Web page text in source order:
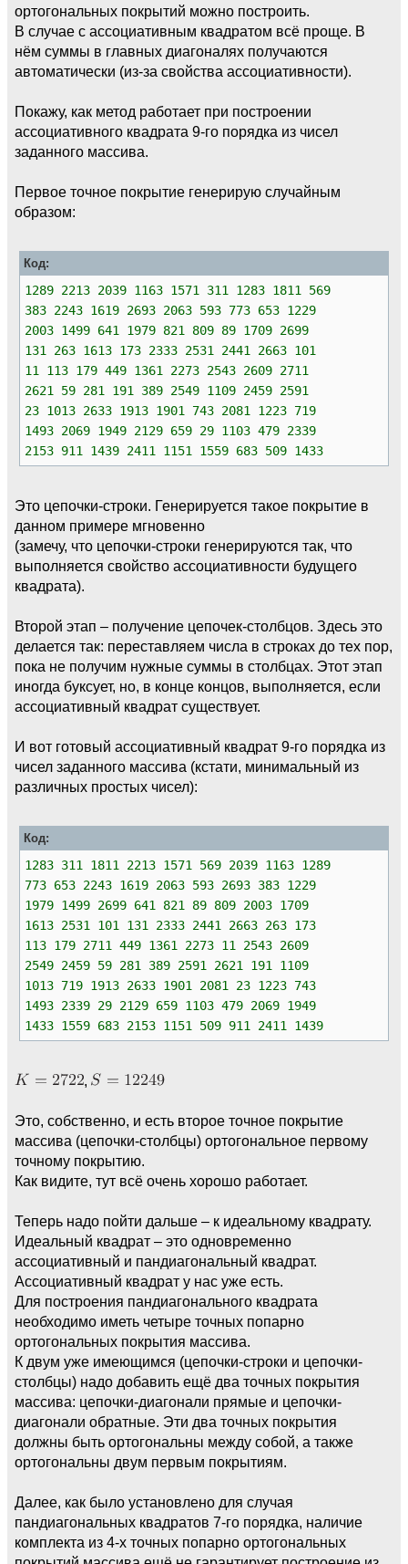
ортогональных покрытий можно построить.
В случае с ассоциативным квадратом всё проще. В
нём суммы в главных диагоналях получаются
автоматически (из-за свойства ассоциативности).
Покажу, как метод работает при построении
ассоциативного квадрата 9-го порядка из чисел
заданного массива.
Первое точное покрытие генерирую случайным
образом:
Код:
1289 2213 2039 1163 1571 311 1283 1811 569
383 2243 1619 2693 2063 593 773 653 1229
2003 1499 641 1979 821 809 89 1709 2699
131 263 1613 173 2333 2531 2441 2663 101
11 113 179 449 1361 2273 2543 2609 2711
2621 59 281 191 389 2549 1109 2459 2591
23 1013 2633 1913 1901 743 2081 1223 719
1493 2069 1949 2129 659 29 1103 479 2339
2153 911 1439 2411 1151 1559 683 509 1433
Это цепочки-строки. Генерируется такое покрытие в
данном примере мгновенно
(замечу, что цепочки-строки генерируются так, что
выполняется свойство ассоциативности будущего
квадрата).
Второй этап – получение цепочек-столбцов. Здесь это
делается так: переставляем числа в строках до тех пор,
пока не получим нужные суммы в столбцах. Этот этап
иногда буксует, но, в конце концов, выполняется, если
ассоциативный квадрат существует.
И вот готовый ассоциативный квадрат 9-го порядка из
чисел заданного массива (кстати, минимальный из
различных простых чисел):
Код:
1283 311 1811 2213 1571 569 2039 1163 1289
773 653 2243 1619 2063 593 2693 383 1229
1979 1499 2699 641 821 89 809 2003 1709
1613 2531 101 131 2333 2441 2663 263 173
113 179 2711 449 1361 2273 11 2543 2609
2549 2459 59 281 389 2591 2621 191 1109
1013 719 1913 2633 1901 2081 23 1223 743
1493 2339 29 2129 659 1103 479 2069 1949
1433 1559 683 2153 1151 509 911 2411 1439
,
Это, собственно, и есть второе точное покрытие
массива (цепочки-столбцы) ортогональное первому
точному покрытию.
Как видите, тут всё очень хорошо работает.
Теперь надо пойти дальше – к идеальному квадрату.
Идеальный квадрат – это одновременно
ассоциативный и пандиагональный квадрат.
Ассоциативный квадрат у нас уже есть.
Для построения пандиагонального квадрата
необходимо иметь четыре точных попарно
ортогональных покрытия массива.
К двум уже имеющимся (цепочки-строки и цепочки-
столбцы) надо добавить ещё два точных покрытия
массива: цепочки-диагонали прямые и цепочки-
диагонали обратные. Эти два точных покрытия
должны быть ортогональны между собой, а также
ортогональны двум первым покрытиям.
Далее, как было установлено для случая
пандиагональных квадратов 7-го порядка, наличие
комплекта из 4-х точных попарно ортогональных